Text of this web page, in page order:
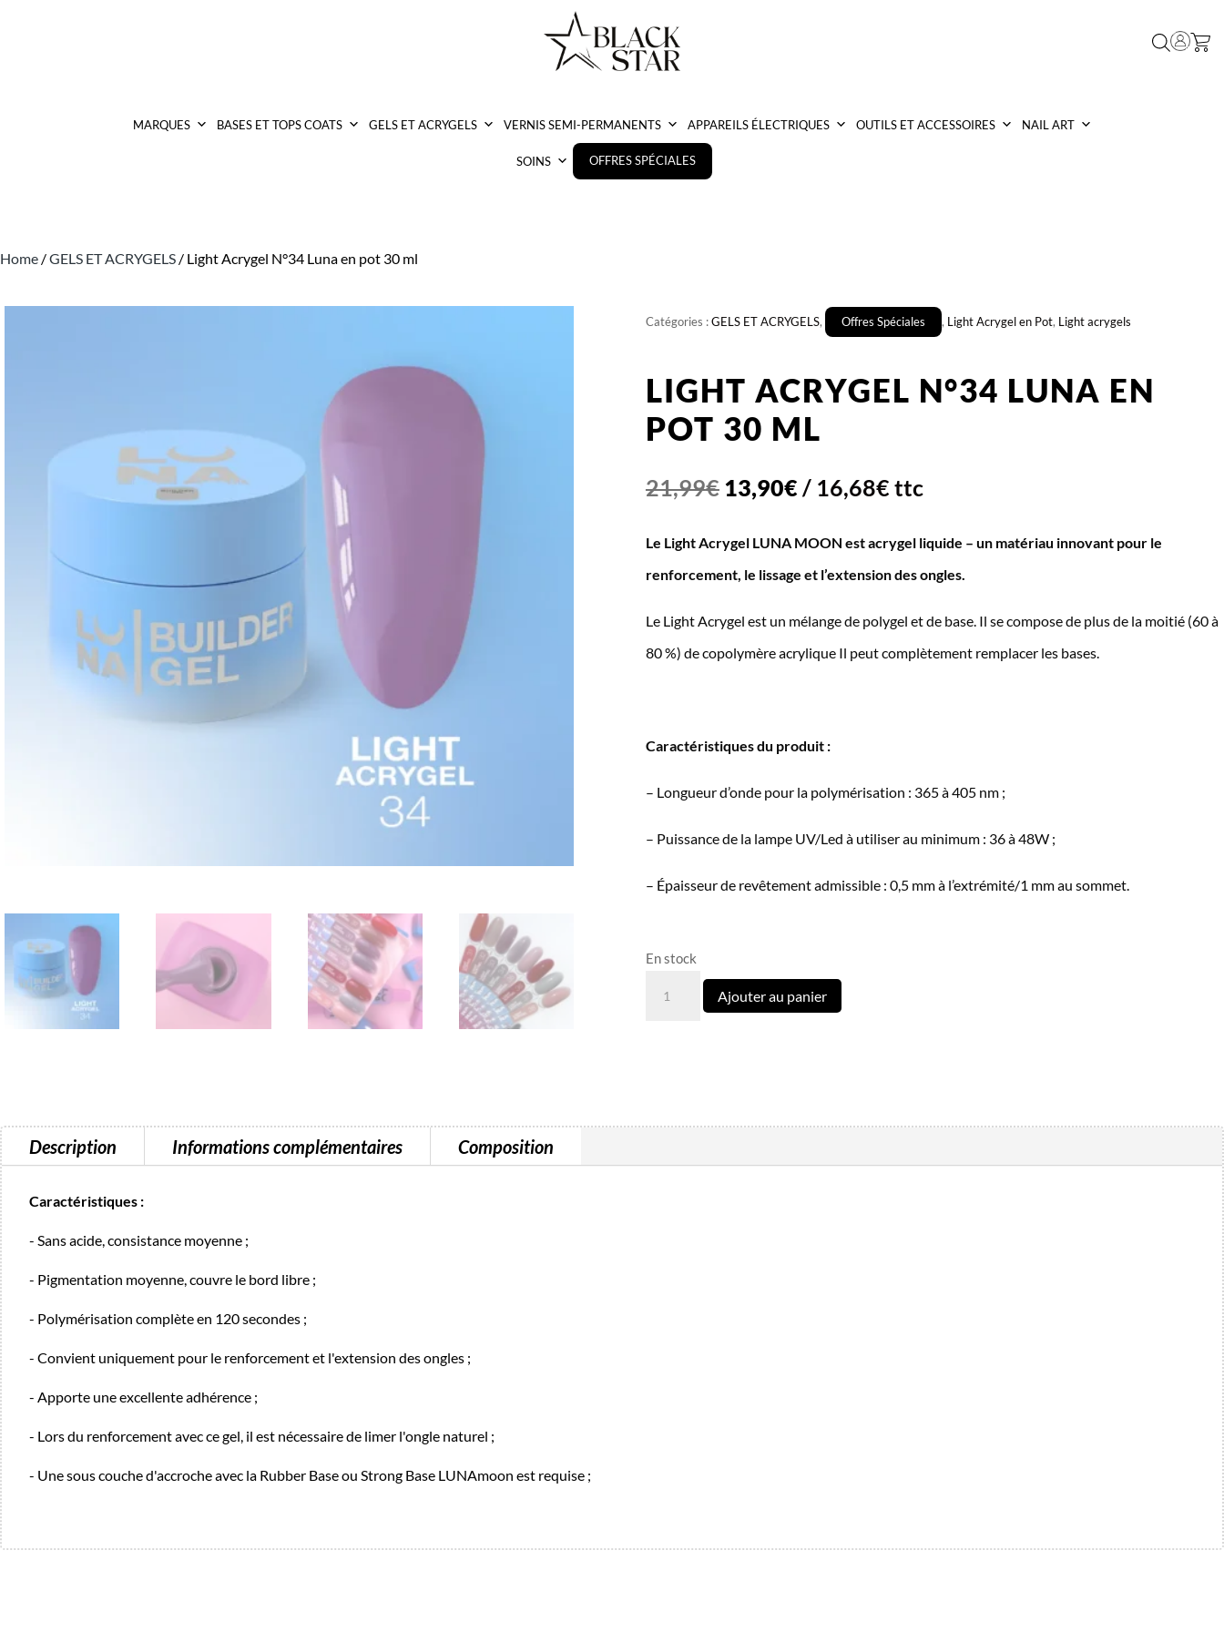
MARQUES BASES ET TOPS COATS GELS ET ACRYGELS VERNIS SEMI-PERMANENTS APPAREILS ÉLECTRIQUES OUTILS ET ACCESSOIRES NAIL ART
SOINS OFFRES SPÉCIALES
Home /GELS ET ACRYGELS / Light Acrygel N°34 Luna en pot 30 ml
Catégories :GELS ET ACRYGELS, Offres Spéciales , Light Acrygel en Pot, Light acrygels
LIGHT ACRYGEL N°34 LUNA EN
POT 30 ML
21,99€ Le
initial
était :
21,99€.
13,90€Le
actuel
est :
13,90€.
/ 16,68€ ttc
Le Light Acrygel LUNA MOON est acrygel liquide – un matériau innovant pour le
renforcement, le lissage et l’extension des ongles.
Le Light Acrygel est un mélange de polygel et de base. Il se compose de plus de la moitié (60 à
80 %) de copolymère acrylique Il peut complètement remplacer les bases.
Caractéristiques du produit :
– Longueur d’onde pour la polymérisation : 365 à 405 nm ;
– Puissance de la lampe UV/Led à utiliser au minimum : 36 à 48W ;
– Épaisseur de revêtement admissible : 0,5 mm à l’extrémité/1 mm au sommet.
En stock
en
Ajouter au panier
Description Informations complémentaires Composition
Caractéristiques :
- Sans acide, consistance moyenne ;
- Pigmentation moyenne, couvre le bord libre ;
- Polymérisation complète en 120 secondes ;
- Convient uniquement pour le renforcement et l'extension des ongles ;
- Apporte une excellente adhérence ;
- Lors du renforcement avec ce gel, il est nécessaire de limer l'ongle naturel ;
- Une sous couche d'accroche avec la Rubber Base ou Strong Base LUNAmoon est requise ;